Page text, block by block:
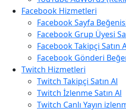
Facebook Hizmetleri
Facebook Sayfa
Facebook Grup Üyesi
Facebook Takipçi Satın
Facebook Gönderi
Twitch Hizmetleri
Twitch Takipçi Satın Al
Twitch İzlenme Satın Al
Twitch Canlı Yayın